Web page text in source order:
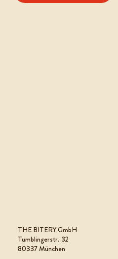
THE BITERY GmbH
Tumblingerstr. 32
80337 München